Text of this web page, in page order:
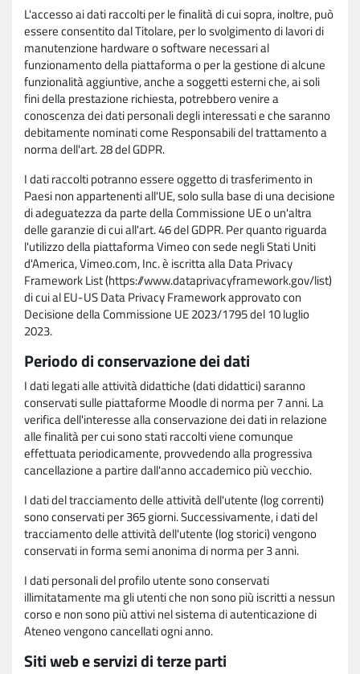
L'accesso ai dati raccolti per le finalità di cui sopra, inoltre, può
essere consentito dal Titolare, per lo svolgimento di lavori di
manutenzione hardware o software necessari al
funzionamento della piattaforma o per la gestione di alcune
funzionalità aggiuntive, anche a soggetti esterni che, ai soli
fini della prestazione richiesta, potrebbero venire a
conoscenza dei dati personali degli interessati e che saranno
debitamente nominati come Responsabili del trattamento a
norma dell'art. 28 del GDPR.
I dati raccolti potranno essere oggetto di trasferimento in
Paesi non appartenenti all'UE, solo sulla base di una decisione
di adeguatezza da parte della Commissione UE o un'altra
delle garanzie di cui all'art. 46 del GDPR. Per quanto riguarda
l'utilizzo della piattaforma Vimeo con sede negli Stati Uniti
d'America, Vimeo.com, Inc. è iscritta alla Data Privacy
Framework List (https://www.dataprivacyframework.gov/list)
di cui al EU-US Data Privacy Framework approvato con
Decisione della Commissione UE 2023/1795 del 10 luglio
2023.
Periodo di conservazione dei dati
I dati legati alle attività didattiche (dati didattici) saranno
conservati sulle piattaforme Moodle di norma per 7 anni. La
verifica dell'interesse alla conservazione dei dati in relazione
alle finalità per cui sono stati raccolti viene comunque
effettuata periodicamente, provvedendo alla progressiva
cancellazione a partire dall'anno accademico più vecchio.
I dati del tracciamento delle attività dell'utente (log correnti)
sono conservati per 365 giorni. Successivamente, i dati del
tracciamento delle attività dell'utente (log storici) vengono
conservati in forma semi anonima di norma per 3 anni.
I dati personali del profilo utente sono conservati
illimitatamente ma gli utenti che non sono più iscritti a nessun
corso e non sono più attivi nel sistema di autenticazione di
Ateneo vengono cancellati ogni anno.
Siti web e servizi di terze parti